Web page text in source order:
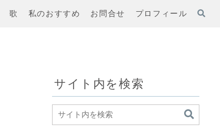
歌 私のおすすめ お問合せ プロフィール
サイト内を検索